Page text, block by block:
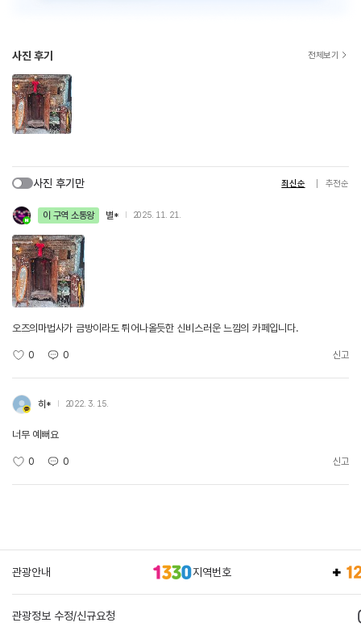
사진 후기 전체보기
사진 후기만 최신순 추천순
이 구역 소통왕 별* 2025. 11. 21.
오즈의마법사가 금방이라도 튀어나올듯한 신비스러운 느낌의 카페입니다.
0 0 신고
히* 2022. 3. 15.
너무 예뻐요
0 0 신고
관광안내 지역번호
관광정보 수정/신규요청